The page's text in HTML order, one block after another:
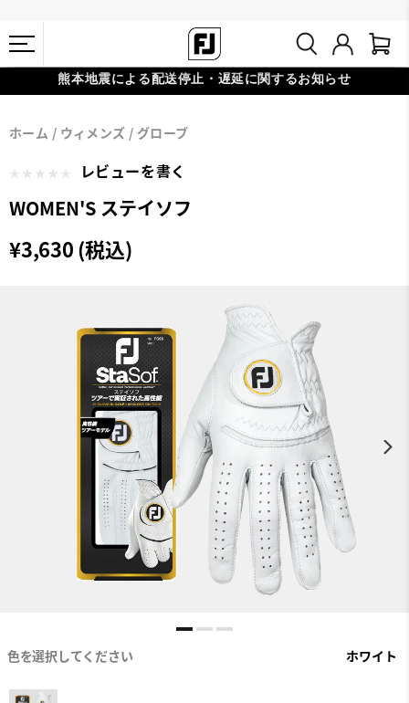
熊本地震による配送停止・遅延に関するお知らせ
#1 SHOE IN GOLF #1 GLOVE IN GOLF
11,000円
ホーム ウィメンズ グローブ
レビューを書く
WOMEN'S ステイソフ
¥3,630 (税込)
色を選択してください ホワイト